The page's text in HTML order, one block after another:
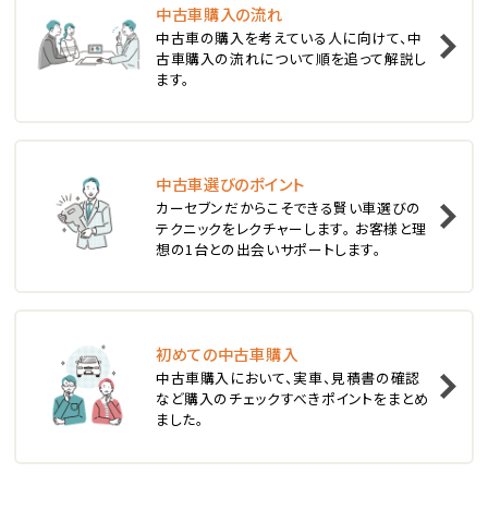
1位
2位
スバル
レガシィツーリングワゴン
3位
トヨタ
カローラフィールダー
中古車購入の流れ
中古車の購入を考えている人に向けて、中
古車購入の流れについて順を追って解説し
ます。
中古車選びのポイント
カーセブンだからこそできる賢い車選びの
テクニックをレクチャーします。 お客様と理
想の1台との出会いサポートします。
初めての中古車購入
中古車購入において、実車、見積書の確認
など購入のチェックすべきポイントをまとめ
ました。